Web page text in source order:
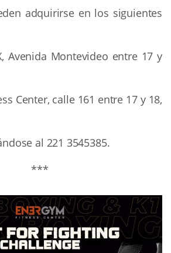
adquirirse en los siguientes
Avenida Montevideo entre 17 y
Center, calle 161 entre 17 y 18,
al 221 3545385.
***